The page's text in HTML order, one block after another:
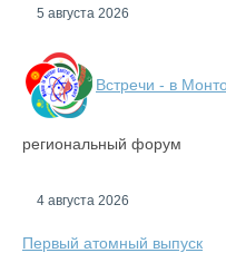
5 августа 2026
Встречи - в
региональный форум
4 августа 2026
Первый атомный выпуск